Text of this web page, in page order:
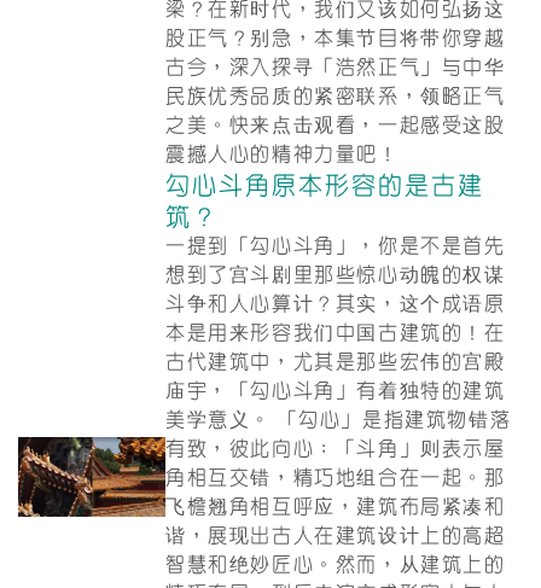
梁？在新时代，我们又该如何弘扬这
股正气？别急，本集节目将带你穿越
古今，深入探寻「浩然正气」与中华
民族优秀品质的紧密联系，领略正气
之美。快来点击观看，一起感受这股
震撼人心的精神力量吧！
勾心斗角原本形容的是古建
筑？
一提到「勾心斗角」，你是不是首先
想到了宫斗剧里那些惊心动魄的权谋
斗争和人心算计？其实，这个成语原
本是用来形容我们中国古建筑的！在
古代建筑中，尤其是那些宏伟的宫殿
庙宇，「勾心斗角」有着独特的建筑
美学意义。 「勾心」是指建筑物错落
有致，彼此向心；「斗角」则表示屋
角相互交错，精巧地组合在一起。那
飞檐翘角相互呼应，建筑布局紧凑和
谐，展现出古人在建筑设计上的高超
智慧和绝妙匠心。然而，从建筑上的